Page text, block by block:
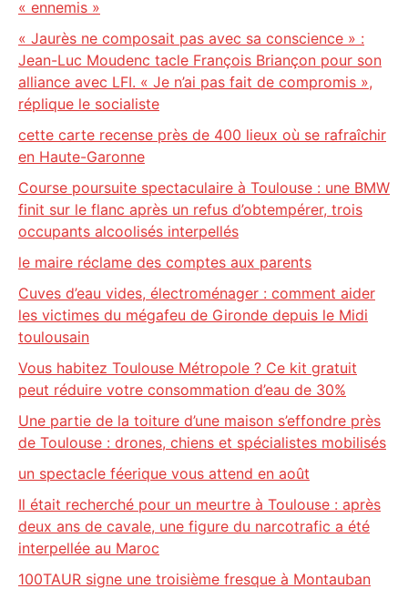
« ennemis »
« Jaurès ne composait pas avec sa conscience » :
Jean-Luc Moudenc tacle François Briançon pour son
alliance avec LFI. « Je n’ai pas fait de compromis »,
réplique le socialiste
cette carte recense près de 400 lieux où se rafraîchir
en Haute-Garonne
Course poursuite spectaculaire à Toulouse : une BMW
finit sur le flanc après un refus d’obtempérer, trois
occupants alcoolisés interpellés
le maire réclame des comptes aux parents
Cuves d’eau vides, électroménager : comment aider
les victimes du mégafeu de Gironde depuis le Midi
toulousain
Vous habitez Toulouse Métropole ? Ce kit gratuit
peut réduire votre consommation d’eau de 30%
Une partie de la toiture d’une maison s’effondre près
de Toulouse : drones, chiens et spécialistes mobilisés
un spectacle féerique vous attend en août
Il était recherché pour un meurtre à Toulouse : après
deux ans de cavale, une figure du narcotrafic a été
interpellée au Maroc
100TAUR signe une troisième fresque à Montauban